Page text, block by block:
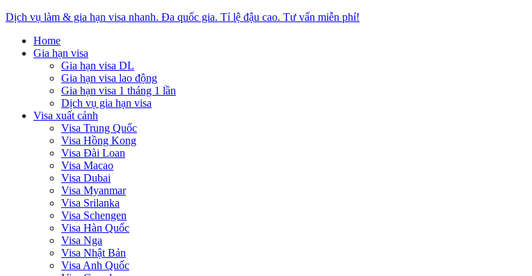
Dịch vụ làm & gia hạn visa nhanh. Đa quốc gia. Tỉ lệ đậu cao. Tư vấn miễn phí!
Home
Gia hạn visa
Gia hạn visa DL
Gia hạn visa lao động
Gia hạn visa 1 tháng 1 lần
Dịch vụ gia hạn visa
Visa xuất cảnh
Visa Trung Quốc
Visa Hồng Kong
Visa Đài Loan
Visa Macao
Visa Dubai
Visa Myanmar
Visa Srilanka
Visa Schengen
Visa Hàn Quốc
Visa Nga
Visa Nhật Bản
Visa Anh Quốc